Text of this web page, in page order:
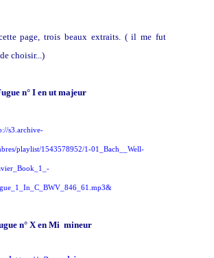
page, trois beaux extraits. ( il me fut
choisir...)
n° I en ut majeur
s3.archive-
playlist/1543578952/1-01_Bach__Well-
n° X en Mi mineur